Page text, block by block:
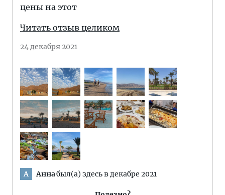
цены на этот
Читать отзыв целиком
24 декабря 2021
А Аннабыл(а) здесь в декабре 2021